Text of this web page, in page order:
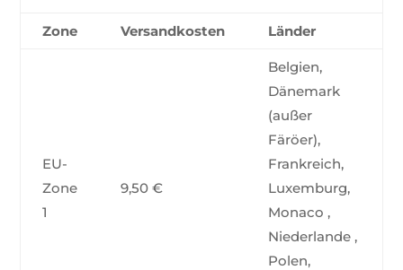
Zone Versandkosten Länder
EU-
Zone
1
9,50 €
Belgien,
Dänemark
(außer
Färöer),
Frankreich,
Luxemburg,
Monaco ,
Niederlande ,
Polen,